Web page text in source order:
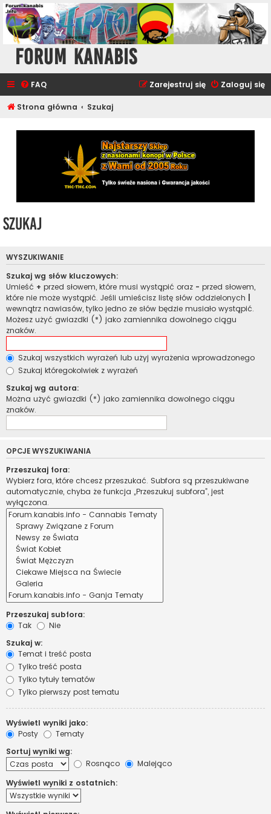
Forum Kanabis
FAQ Zaloguj się
Zarejestruj się
Strona główna Szukaj
Szukaj
WYSZUKIWANIE
Szukaj wg słów kluczowych:
Umieść + przed słowem, które musi wystąpić oraz - przed słowem,
które nie może wystąpić. Jeśli umieścisz listę słów oddzielonych
wewnątrz nawiasów, tylko jedno ze słów będzie musiało wystąpić.
Możesz użyć gwiazdki (*) jako zamiennika dowolnego ciągu
znaków.
Szukaj wszystkich wyrażeń lub użyj wyrażenia wprowadzonego
Szukaj któregokolwiek z wyrażeń
Szukaj wg autora:
Można użyć gwiazdki (*) jako zamiennika dowolnego ciągu
znaków.
OPCJE WYSZUKIWANIA
Przeszukaj fora:
Wybierz fora, które chcesz przeszukać. Subfora są przeszukiwane
automatycznie, chyba że funkcja „Przeszukuj subfora”, jest
wyłączona.
Przeszukaj subfora:
Tak
Nie
Szukaj w:
Temat i treść posta
Tylko treść posta
Tylko tytuły tematów
Tylko pierwszy post tematu
Wyświetl wyniki jako:
Posty
Tematy
Sortuj wyniki wg:
Rosnąco
Malejąco
Wyświetl wyniki z ostatnich: